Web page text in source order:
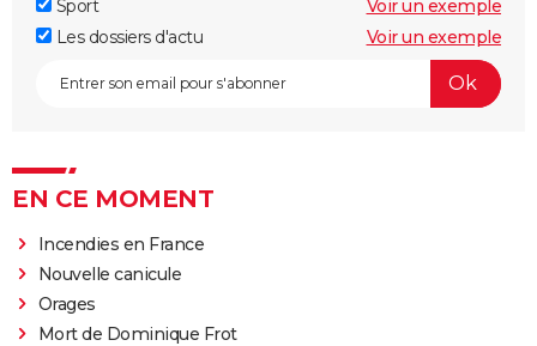
Sport
Voir un exemple
Les dossiers d'actu
Voir un exemple
EN CE MOMENT
Incendies en France
Nouvelle canicule
Orages
Mort de Dominique Frot